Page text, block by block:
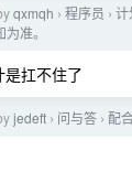
qxmqh › 程序员 › 计
准。
扛不住了
jedeft › 问与答 › 配